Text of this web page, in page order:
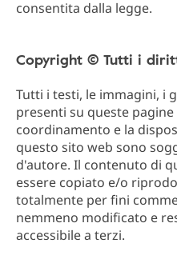
consentita dalla legge.
Copyright © Tutti i
Tutti i testi, le immagini, i
presenti su queste
coordinamento e la
questo sito web sono
d'autore. Il contenuto di
essere copiato e/o
totalmente per fini
nemmeno modificato e
accessibile a terzi.